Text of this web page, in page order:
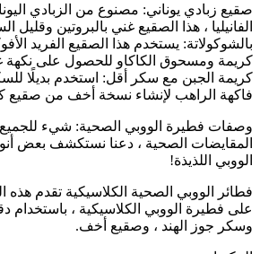
صقيع زبادي يوناني: مصنوع من الزبادي
الفانيليا ، هذا الصقيع غني بالبروتين وقليل
بالشوكولاتة: يستخدم هذا الصقيع الفريد
كريمة ومسحوق الكاكاو للحصول على نكهة
كريمة الجبن مع سكر أقل: استخدم بديلًا
فاكهة الراهب لإنشاء نسخة أخف من صقيع
وصفات فطيرة الووبي الصحية: شيء
المقايضات الصحية ، دعنا نستكشف بعض
الووبي اللذيذة!
فطائر الووبي الصحية الكلاسيكية تقدم
على فطيرة الووبي الكلاسيكية ، باستخدام
وسكر جوز الهند ، وصقيع أخف.